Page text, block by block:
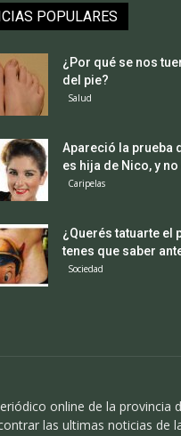
POPULARES
¿Por qué se nos
del pie?
Salud
Apareció la prueba
es hija de Nico, y no
Caripelas
¿Querés tatuarte el
tenes que saber
Sociedad
online de la provincia
las ultimas noticias de